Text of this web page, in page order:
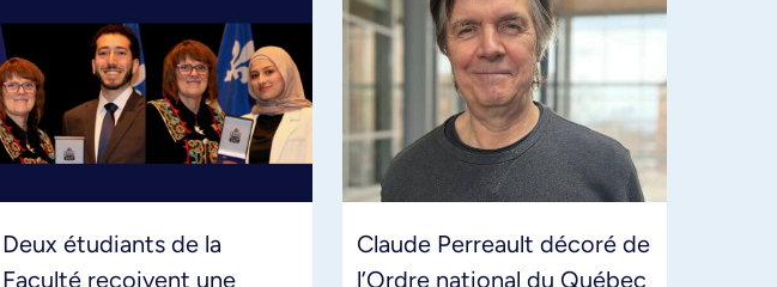
Deux étudiants de la
Faculté reçoivent une
Claude Perreault décoré de
l’Ordre national du Québec